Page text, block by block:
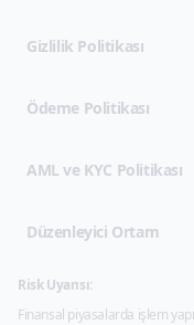
Gizlilik Politikası(opens
Ödeme Politikası
AML ve KYC Politikası
Düzenleyici Ortam
Risk Uyarısı:
Finansal piyasalarda işlem